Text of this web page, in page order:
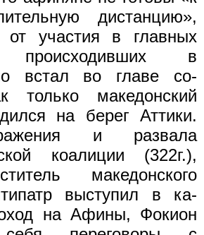
дистанцию»,
от участия в глав­ных
происходивших в
встал во главе со­
только македонский
на берег Ат­тики.
и развала
коалиции (322г.),
македонского
выступил в ка­
на Афины, Фокион